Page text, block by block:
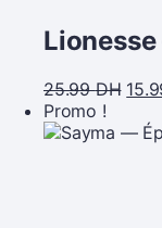
25.99DH
Promo !